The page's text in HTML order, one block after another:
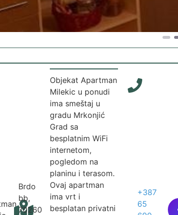
Brdo
bb,
70260
Objekat Apartman
Milekic u ponudi
ima smeštaj u
gradu Mrkonjić
Grad sa
besplatnim WiFi
internetom,
pogledom na
planinu i terasom.
Ovaj apartman
ima vrt i
besplatan privatni
+387
65